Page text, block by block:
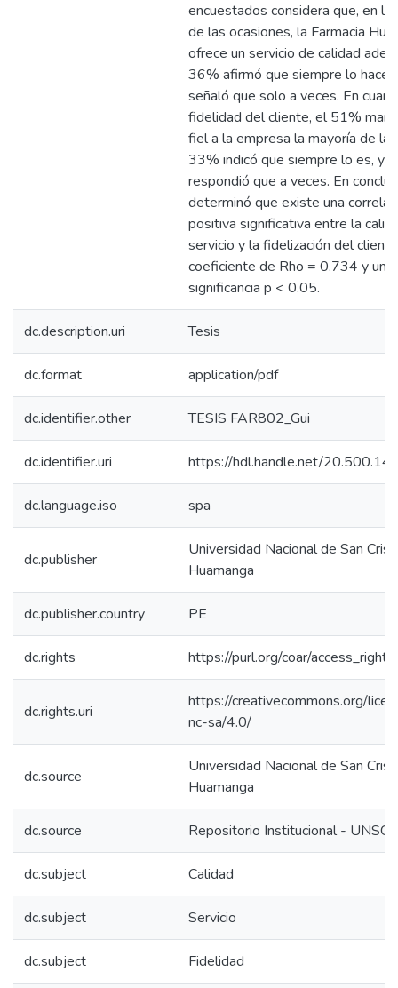
encuestados considera que, en la
de las ocasiones, la Farmacia
ofrece un servicio de calidad
36% afirmó que siempre lo
señaló que solo a veces. En
fidelidad del cliente, el 51%
fiel a la empresa la mayoría de
33% indicó que siempre lo es, y
respondió que a veces. En
determinó que existe una
positiva significativa entre la
servicio y la fidelización del
coeficiente de Rho = 0.734 y un
significancia p < 0.05.
dc.description.uri Tesis
dc.format application/pdf
dc.identifier.other TESIS FAR802_Gui
dc.identifier.uri https://hdl.handle.net/
dc.language.iso spa
dc.publisher
Universidad Nacional de San
Huamanga
dc.publisher.country PE
dc.rights https://purl.org/coar/access_right/
dc.rights.uri
https://creativecommons.org/
nc-sa/4.0/
dc.source
Universidad Nacional de San
Huamanga
dc.source Repositorio Institucional -
dc.subject Calidad
dc.subject Servicio
dc.subject Fidelidad